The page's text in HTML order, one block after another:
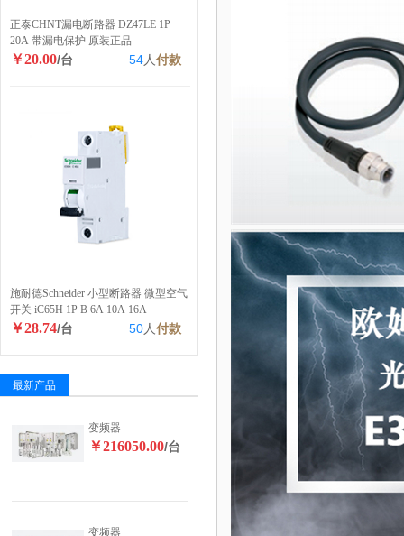
正泰CHNT漏电断路器 DZ47LE 1P
20A 带漏电保护 原装正品
￥20.00/台 54人付款
施耐德Schneider 小型断路器 微型空气
开关 iC65H 1P B 6A 10A 16A
￥28.74/台 50人付款
最新产品
变频器
￥216050.00/台
变频器